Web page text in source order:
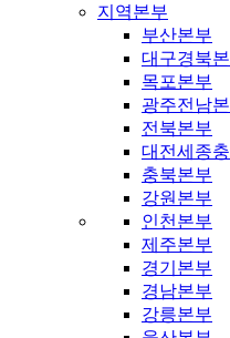
지역본부
부산본부
대구경북
목포본부
광주전남
전북본부
대전세종
충북본부
강원본부
인천본부
제주본부
경기본부
경남본부
강릉본부